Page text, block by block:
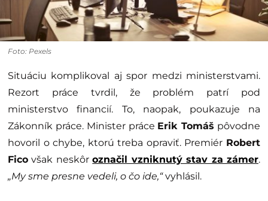
Foto: Pexels
Situáciu komplikoval aj spor medzi ministerstvami.
Rezort práce tvrdil, že problém patrí pod
ministerstvo financií. To, naopak, poukazuje na
Zákonník práce. Minister práce Erik Tomáš pôvodne
hovoril o chybe, ktorú treba opraviť. Premiér Robert
Fico však neskôroznačil vzniknutý stav za zámer.
„My sme presne vedeli, o čo ide,“vyhlásil.